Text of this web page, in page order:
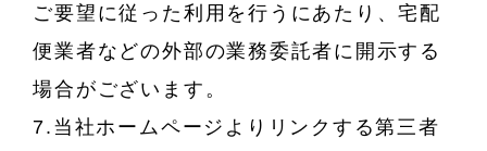
ご要望に従った利用を行うにあたり、宅配
便業者などの外部の業務委託者に開示する
場合がございます。
7.当社ホームページよりリンクする第三者